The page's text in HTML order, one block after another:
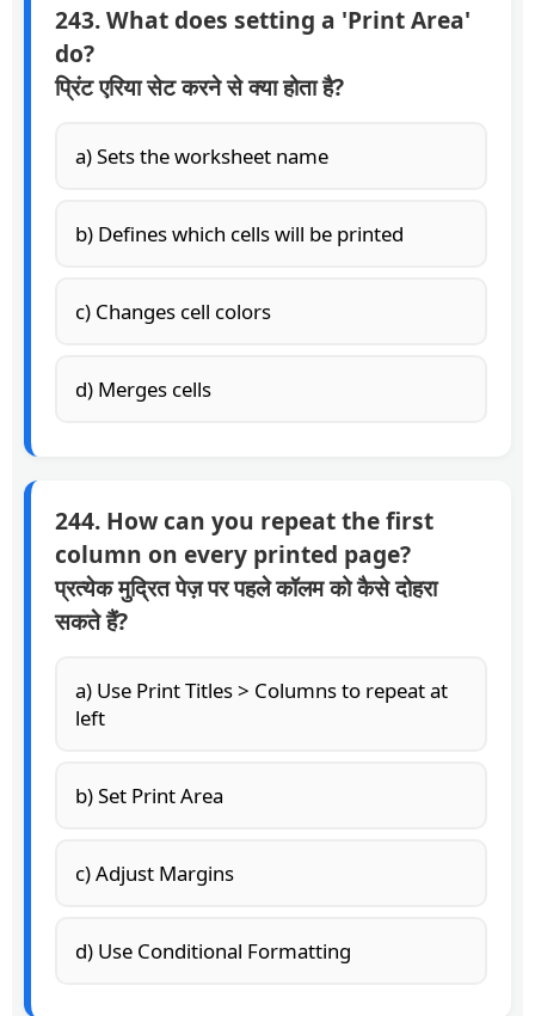
243. What does setting a 'Print Area'
do?
प्रिंट एरिया सेट करने से क्या होता है?
a) Sets the worksheet name
b) Defines which cells will be printed
c) Changes cell colors
d) Merges cells
244. How can you repeat the first
column on every printed page?
प्रत्येक मुद्रित पेज़ पर पहले कॉलम को कैसे दोहरा
सकते हैं?
a) Use Print Titles > Columns to repeat at
left
b) Set Print Area
c) Adjust Margins
d) Use Conditional Formatting